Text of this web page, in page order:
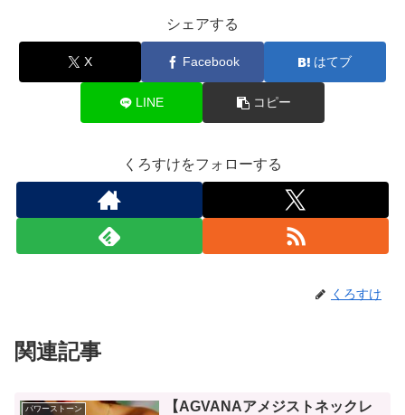
シェアする
X Facebook はてブ
LINE コピー
くろすけをフォローする
くろすけ
関連記事
パワーストーン
【AGVANAアメジストネックレ